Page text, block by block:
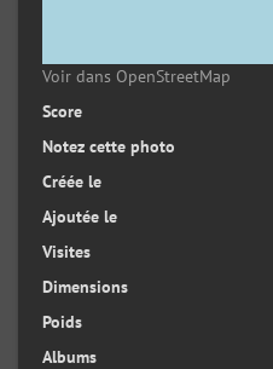
Voir dans OpenStreetMap
Score
Notez cette photo
Créée le
Ajoutée le
Visites
Dimensions
Poids
Albums